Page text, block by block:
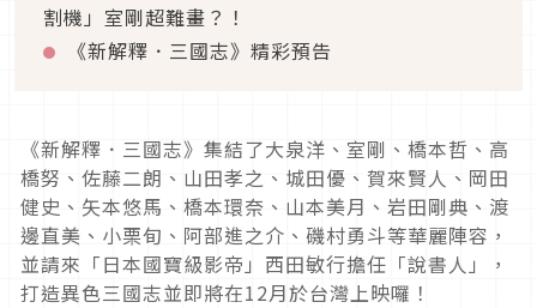
割機」室剛超難畫？！
《新解釋．三國志》精彩預告
《新解釋．三國志》集結了大泉洋、室剛、橋本哲、高
橋努、佐藤二朗、山田孝之、城田優、賀來賢人、岡田
健史、矢本悠馬、橋本環奈、山本美月、岩田剛典、渡
邊直美、小栗旬、阿部進之介、磯村勇斗等華麗陣容，
並請來「日本國寶級影帝」西田敏行擔任「說書人」，
打造異色三國志並即將在12月於台灣上映囉！